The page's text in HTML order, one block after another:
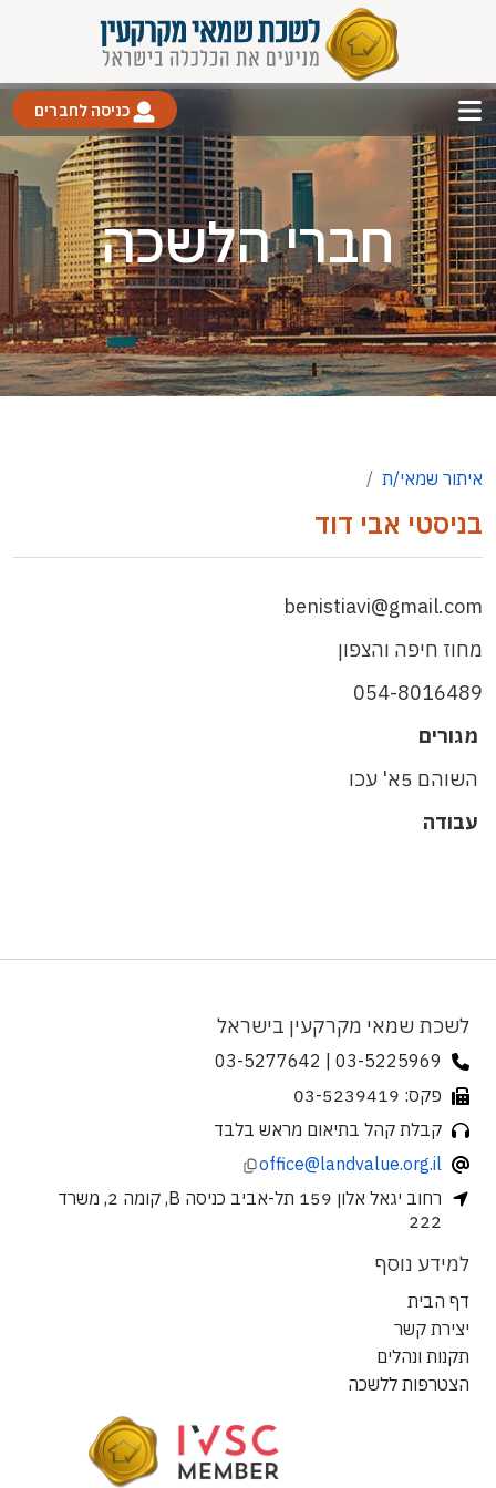
כניסה לחברים
חברי הלשכה
איתור שמאי/ת
בניסטי אבי דוד
benistiavi@gmail.com
מחוז חיפה והצפון
054-8016489
מגורים
השוהם 5א' עכו
עבודה
לשכת שמאי מקרקעין בישראל
03-5225969 | 03-5277642
פקס: 03-5239419
קבלת קהל בתיאום מראש בלבד
office@landvalue.org.il
רחוב יגאל אלון 159 תל-אביב כניסה B, קומה 2, משרד
222
למידע נוסף
דף הבית
יצירת קשר
תקנות ונהלים
הצטרפות ללשכה